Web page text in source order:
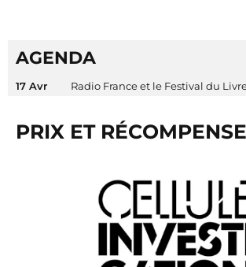
AGENDA
17 Avr Radio France et le Festival du
PRIX ET